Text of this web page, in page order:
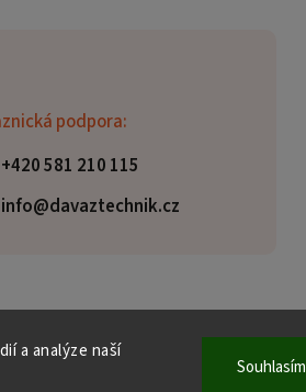
a analýze naší
Souhlasím
podpora:
+420 581 210 115
info@davaztechnik.cz